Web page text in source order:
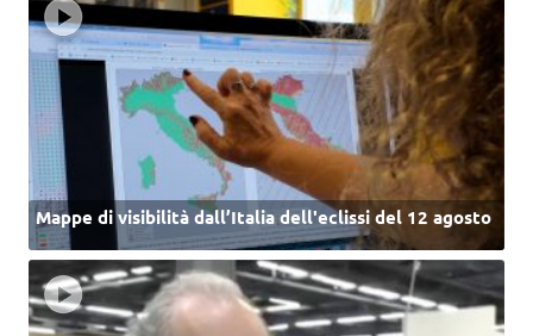
Mappe di visibilità dall’Italia dell'eclissi del 12 agosto